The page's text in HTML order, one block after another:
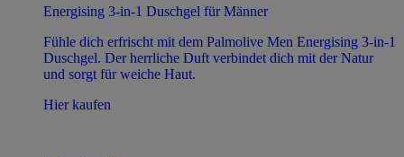
Energising 3-in-1 Duschgel für Männer
Fühle dich erfrischt mit dem Palmolive Men Energising 3-in-1
Duschgel. Der herrliche Duft verbindet dich mit der Natur
und sorgt für weiche Haut.
Hier kaufen